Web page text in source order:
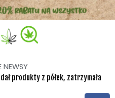
NEWSY
produkty z półek, zatrzymała